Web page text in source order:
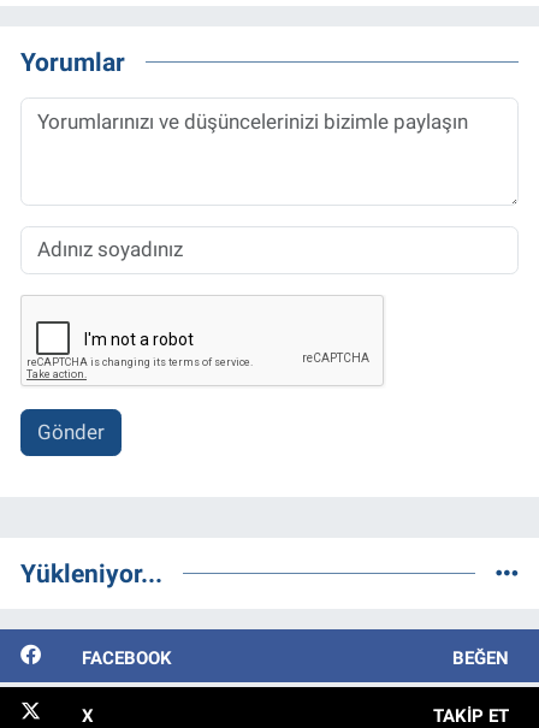
Yorumlar
Gönder
Yükleniyor...
FACEBOOK BEĞEN
X TAKIP ET